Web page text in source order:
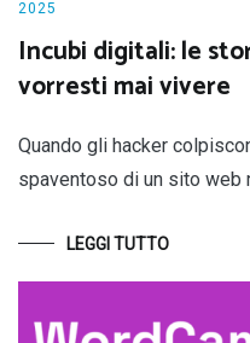
2025
Incubi digitali: le
vorresti mai vivere
Quando gli hacker
spaventoso di un sito web
LEGGI TUTTO